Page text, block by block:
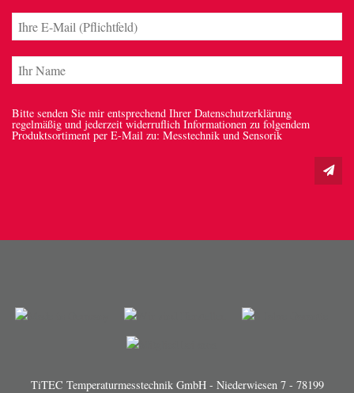
Bitte senden Sie mir entsprechend Ihrer Datenschutzerklärung
regelmäßig und jederzeit widerruflich Informationen zu folgendem
Produktsortiment per E-Mail zu: Messtechnik und Sensorik
TiTEC Temperaturmesstechnik GmbH - Niederwiesen 7 - 78199